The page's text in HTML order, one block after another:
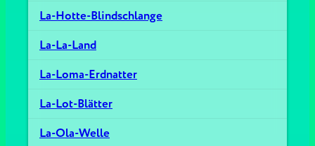
La-Hotte-Blindschlange
La-La-Land
La-Loma-Erdnatter
La-Lot-Blätter
La-Ola-Welle